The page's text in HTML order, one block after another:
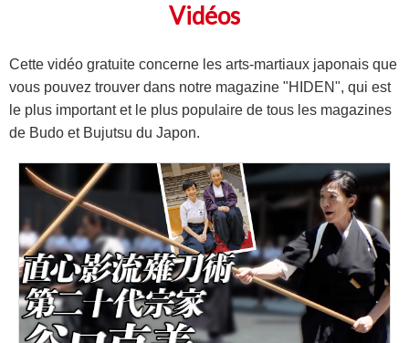
Vidéos
Cette vidéo gratuite concerne les arts-martiaux japonais que
vous pouvez trouver dans notre magazine "HIDEN", qui est
le plus important et le plus populaire de tous les magazines
de Budo et Bujutsu du Japon.